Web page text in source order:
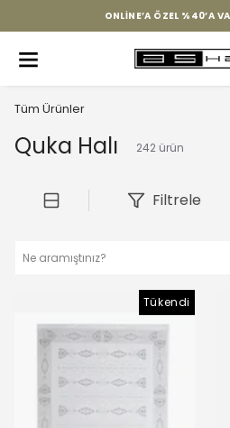
VADE FARKSIZ 6
Tüm Ürünler
Quka Halı 242 ürün
Filtrele
Tükendi